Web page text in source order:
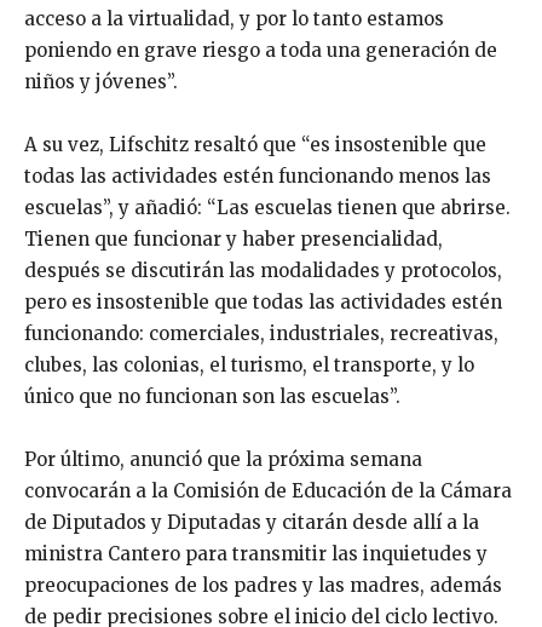
acceso a la virtualidad, y por lo tanto estamos
poniendo en grave riesgo a toda una generación de
niños y jóvenes”.
A su vez, Lifschitz resaltó que “es insostenible que
todas las actividades estén funcionando menos las
escuelas”, y añadió: “Las escuelas tienen que abrirse.
Tienen que funcionar y haber presencialidad,
después se discutirán las modalidades y protocolos,
pero es insostenible que todas las actividades estén
funcionando: comerciales, industriales, recreativas,
clubes, las colonias, el turismo, el transporte, y lo
único que no funcionan son las escuelas”.
Por último, anunció que la próxima semana
convocarán a la Comisión de Educación de la Cámara
de Diputados y Diputadas y citarán desde allí a la
ministra Cantero para transmitir las inquietudes y
preocupaciones de los padres y las madres, además
de pedir precisiones sobre el inicio del ciclo lectivo.